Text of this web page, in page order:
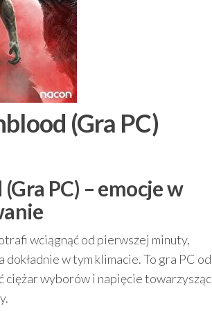
(Gra PC)
PC) – emocje w
wciągnąć od pierwszej minuty,
w tym klimacie. To gra PC od
ciężar wyborów i napięcie